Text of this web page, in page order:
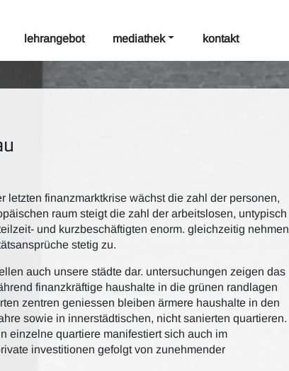
lehrangebot mediathek kontakt
letzten finanzmarktkrise wächst die zahl der personen,
raum steigt die zahl der arbeitslosen, untypisch
und kurzbeschäftigten enorm. gleichzeitig nehmen
stetig zu.
auch unsere städte dar. untersuchungen zeigen das
finanzkräftige haushalte in die grünen randlagen
zentren geniessen bleiben ärmere haushalte in den
sowie in innerstädtischen, nicht sanierten quartieren.
einzelne quartiere manifestiert sich auch im
investitionen gefolgt von zunehmender